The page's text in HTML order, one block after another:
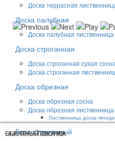
Доска террасная
Доска палубная
Доска палубная лиственница
Доска строганная
Доска строганная сухая сосна
Доска строганная
Доска обрезная
Доска обрезная сосна
Доска обрезная лиственница
Лиственница доска
Брус строганный
ОБРАТНЫЙ ЗВОНОК
БЫСТРАЯ ПОКУПКА